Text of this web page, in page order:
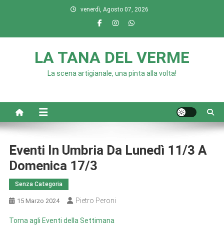
venerdì, Agosto 07, 2026
LA TANA DEL VERME
La scena artigianale, una pinta alla volta!
Eventi In Umbria Da Lunedì 11/3 A
Domenica 17/3
Senza Categoria
15 Marzo 2024 Pietro Peroni
Torna agli Eventi della Settimana